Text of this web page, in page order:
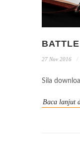
27 Nov 2016
Sila
Baca lanjut